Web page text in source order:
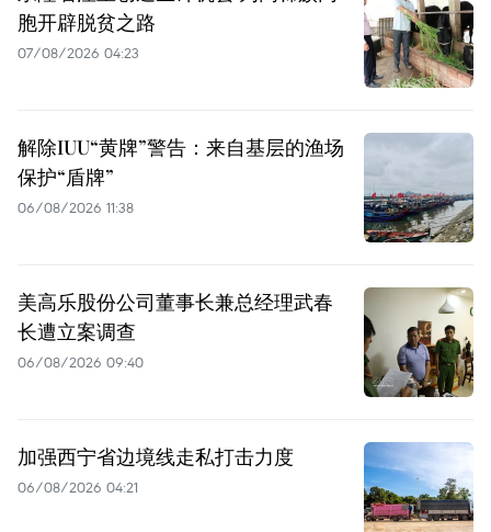
胞开辟脱贫之路
07/08/2026 04:23
解除IUU“黄牌”警告：来自基层的渔场
保护“盾牌”
06/08/2026 11:38
美高乐股份公司董事长兼总经理武春
长遭立案调查
06/08/2026 09:40
加强西宁省边境线走私打击力度
06/08/2026 04:21